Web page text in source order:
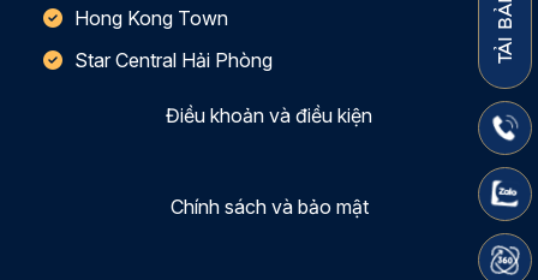
Hong Kong Town
Star Central Hải Phòng
Điều khoản và điều kiện
Chính sách và bảo mật